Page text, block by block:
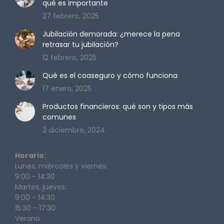
new
window
new
window
new
window
new
window
qué es importante
27 febrero, 2025
Jubilación demorada: ¿merece la pena
retrasar tu jubilación?
12 febrero, 2025
Qué es el coaseguro y cómo funciona
17 enero, 2025
Productos financieros: qué son y tipos más
comunes
2 diciembre, 2024
Horario:
Lunes, miércoles y viernes:
9:00 - 14:30
Martes, jueves:
9:00 - 14:30
15:30 - 17:30
Verano